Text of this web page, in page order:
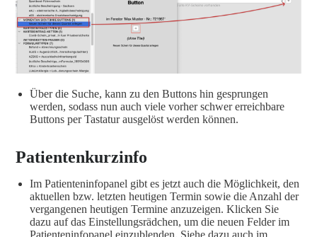
Über die Suche, kann zu den Buttons hin gesprungen
werden, sodass nun auch viele vorher schwer erreichbare
Buttons per Tastatur ausgelöst werden können.
Patientenkurzinfo
Im Patienteninfopanel gibt es jetzt auch die Möglichkeit, den
aktuellen bzw. letzten heutigen Termin sowie die Anzahl der
vergangenen heutigen Termine anzuzeigen. Klicken Sie
dazu auf das Einstellungsrädchen, um die neuen Felder im
Patienteninfopanel einzublenden. Siehe dazu auch im